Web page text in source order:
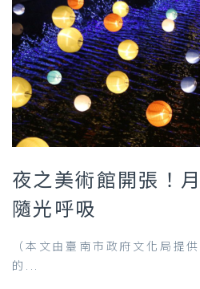
夜之美術館開張！
隨光呼吸
（本文由臺南市政府文化局提
的...